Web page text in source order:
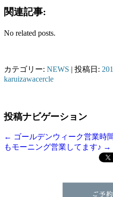
関連記事:
No related posts.
カテゴリー: NEWS | 投稿日:
karuizawacercle
投稿ナビゲーション
← ゴールデンウィーク営業時
もモーニング営業してます♪ →